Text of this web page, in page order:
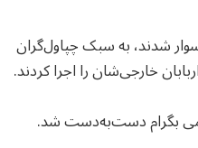
سوار شدند، به سبک چپاول‌گران
خارجی‌شان را اجرا کردند.
بگرام دست‌به‌دست شد.